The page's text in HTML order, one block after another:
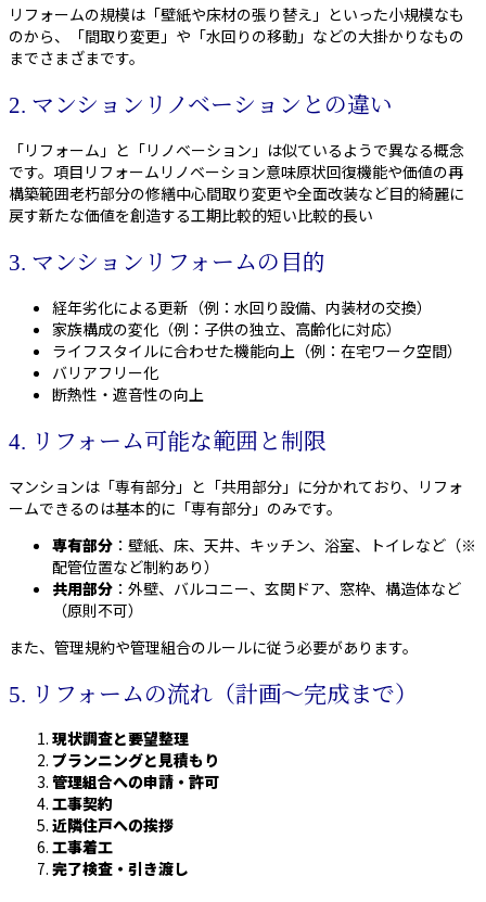
リフォームの規模は「壁紙や床材の張り替え」といった小規模なも
のから、「間取り変更」や「水回りの移動」などの大掛かりなもの
までさまざまです。
2. マンションリノベーションとの違い
「リフォーム」と「リノベーション」は似ているようで異なる概念
です。項目リフォームリノベーション意味原状回復機能や価値の再
構築範囲老朽部分の修繕中心間取り変更や全面改装など目的綺麗に
戻す新たな価値を創造する工期比較的短い比較的長い
3. マンションリフォームの目的
経年劣化による更新（例：水回り設備、内装材の交換）
家族構成の変化（例：子供の独立、高齢化に対応）
ライフスタイルに合わせた機能向上（例：在宅ワーク空間）
バリアフリー化
断熱性・遮音性の向上
4. リフォーム可能な範囲と制限
マンションは「専有部分」と「共用部分」に分かれており、リフォ
ームできるのは基本的に「専有部分」のみです。
専有部分 ：壁紙、床、天井、キッチン、浴室、トイレなど（※
配管位置など制約あり）
共用部分 ：外壁、バルコニー、玄関ドア、窓枠、構造体など
（原則不可）
また、管理規約や管理組合のルールに従う必要があります。
5. リフォームの流れ（計画〜完成まで）
現状調査と要望整理
プランニングと見積もり
管理組合への申請・許可
工事契約
近隣住戸への挨拶
工事着工
完了検査・引き渡し